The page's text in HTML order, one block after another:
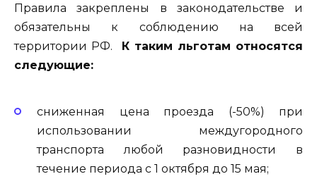
Правила закреплены в законодательстве и
обязательны к соблюдению на всей
территории РФ.
К таким льготам относятся
следующие:
сниженная цена проезда (-50%) при
использовании междугородного
транспорта любой разновидности в
течение периода с 1 октября до 15 мая;